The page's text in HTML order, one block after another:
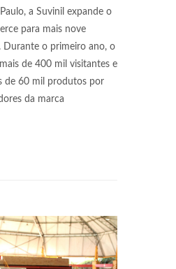
a Suvinil expande o
para mais nove
Durante o primeiro ano, o
de 400 mil visitantes e
de 60 mil produtos por
da marca